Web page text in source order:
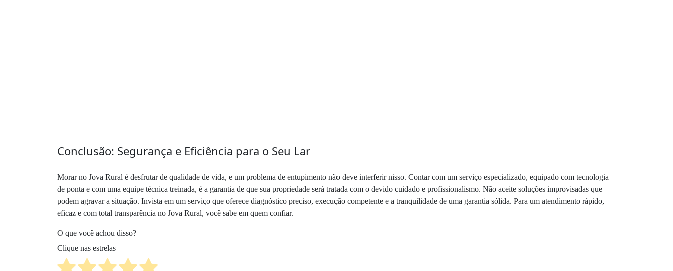
Conclusão: Segurança e Eficiência para o Seu Lar
Morar no Jova Rural é desfrutar de qualidade de vida, e um problema de entupimento não deve interferir nisso. Contar com um serviço especializado, equipado com tecnologia
de ponta e com uma equipe técnica treinada, é a garantia de que sua propriedade será tratada com o devido cuidado e profissionalismo. Não aceite soluções improvisadas que
podem agravar a situação. Invista em um serviço que oferece diagnóstico preciso, execução competente e a tranquilidade de uma garantia sólida. Para um atendimento rápido,
eficaz e com total transparência no Jova Rural, você sabe em quem confiar.
O que você achou disso?
Clique nas estrelas